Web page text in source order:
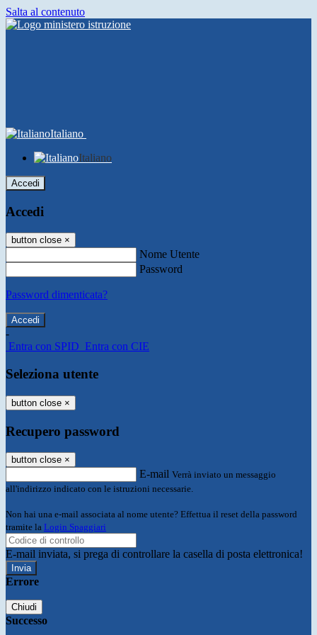
Salta al contenuto
Italiano
Italiano
Accedi
Accedi
button close ×
Nome Utente
Password
Password dimenticata?
-
Entra con SPID Entra con CIE
Seleziona utente
button close ×
Recupero password
button close ×
E-mail Verrà inviato un messaggio
all'indirizzo indicato con le istruzioni necessarie.
Non hai una e-mail associata al nome utente? Effettua il reset della password
tramite la Login Spaggiari
E-mail inviata, si prega di controllare la casella di posta elettronica!
Errore
Chiudi
Successo